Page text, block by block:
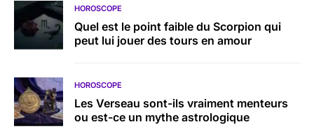
HOROSCOPE
Quel est le point faible du Scorpion qui
peut lui jouer des tours en amour
HOROSCOPE
Les Verseau sont-ils vraiment menteurs
ou est-ce un mythe astrologique